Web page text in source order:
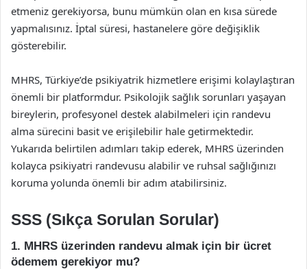
etmeniz gerekiyorsa, bunu mümkün olan en kısa sürede
yapmalısınız. İptal süresi, hastanelere göre değişiklik
gösterebilir.
MHRS, Türkiye’de psikiyatrik hizmetlere erişimi kolaylaştıran
önemli bir platformdur. Psikolojik sağlık sorunları yaşayan
bireylerin, profesyonel destek alabilmeleri için randevu
alma sürecini basit ve erişilebilir hale getirmektedir.
Yukarıda belirtilen adımları takip ederek, MHRS üzerinden
kolayca psikiyatri randevusu alabilir ve ruhsal sağlığınızı
koruma yolunda önemli bir adım atabilirsiniz.
SSS (Sıkça Sorulan Sorular)
1. MHRS üzerinden randevu almak için bir ücret
ödemem gerekiyor mu?